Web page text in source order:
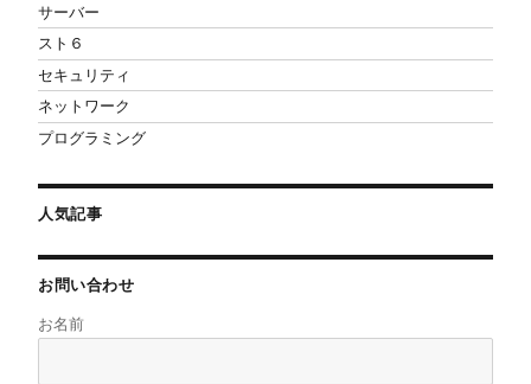
サーバー
スト６
セキュリティ
ネットワーク
プログラミング
人気記事
お問い合わせ
お名前